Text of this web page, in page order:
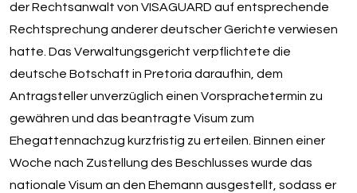
der Rechtsanwalt von VISAGUARD auf entsprechende
Rechtsprechung anderer deutscher Gerichte verwiesen
hatte. Das Verwaltungsgericht verpflichtete die
deutsche Botschaft in Pretoria daraufhin, dem
Antragsteller unverzüglich einen Vorsprachetermin zu
gewähren und das beantragte Visum zum
Ehegattennachzug kurzfristig zu erteilen. Binnen einer
Woche nach Zustellung des Beschlusses wurde das
nationale Visum an den Ehemann ausgestellt, sodass er